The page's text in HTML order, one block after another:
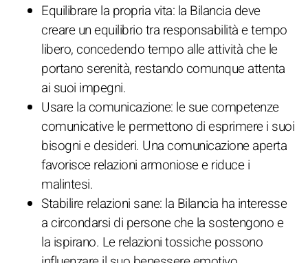
Equilibrare la propria vita: la Bilancia deve
creare un equilibrio tra responsabilità e tempo
libero, concedendo tempo alle attività che le
portano serenità, restando comunque attenta
ai suoi impegni.
Usare la comunicazione: le sue competenze
comunicative le permettono di esprimere i suoi
bisogni e desideri. Una comunicazione aperta
favorisce relazioni armoniose e riduce i
malintesi.
Stabilire relazioni sane: la Bilancia ha interesse
a circondarsi di persone che la sostengono e
la ispirano. Le relazioni tossiche possono